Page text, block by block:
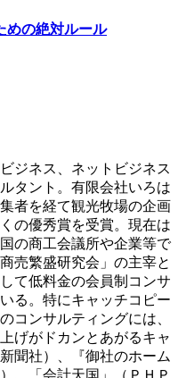
めの絶対ルール
ジネス、ネットビジネス
タント。有限会社いろは
者を経て観光牧場の企画
の優秀賞を受賞。現在は
の商工会議所や企業等で
売繁盛研究会」の主宰と
て低料金の会員制コンサ
る。特にキャッチコピー
コンサルティングには、
げがドカンとあがるキャ
聞社）、『御社のホーム